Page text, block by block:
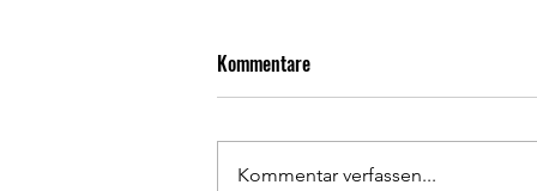
Kommentare
Kommentar verfassen...